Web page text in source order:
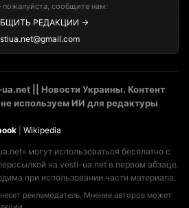
сообщите нам:
РЕДАКЦИИ →
|| Новости Украины. Контент
используем ИИ для редактуры
Wikipedia
могут использоваться бесплатно с
на vesti-ua.net в первом абзаце.
при использовании части материала.
рекламодатель. Мнение авторов может